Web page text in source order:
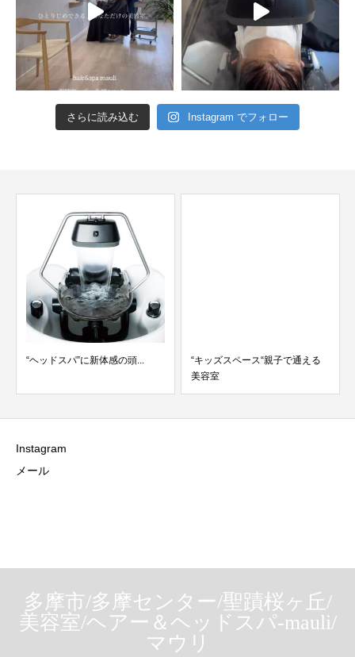
さらに読み込む Instagram でフォロー
“ヘッドスパ”に新体感の頭...
“キッズスペース“親子で通える
美容室
Instagram
メール
多摩市/多摩センター/聖蹟桜ヶ丘/
美容室/ヘアー＆ヘッドスパ-mauli/
マウリ